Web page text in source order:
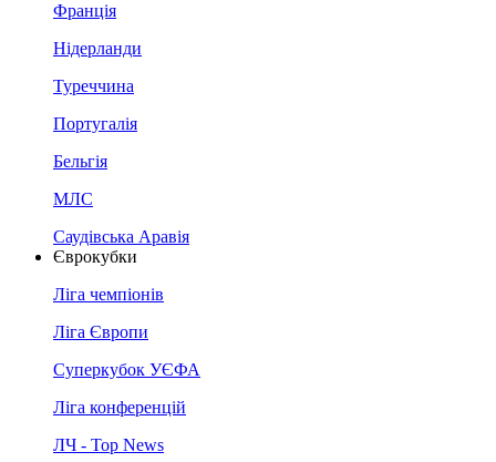
Франція
Нідерланди
Туреччина
Португалія
Бельгія
МЛС
Саудівська Аравія
Єврокубки
Ліга чемпіонів
Ліга Європи
Суперкубок УЄФА
Ліга конференцій
ЛЧ - Top News